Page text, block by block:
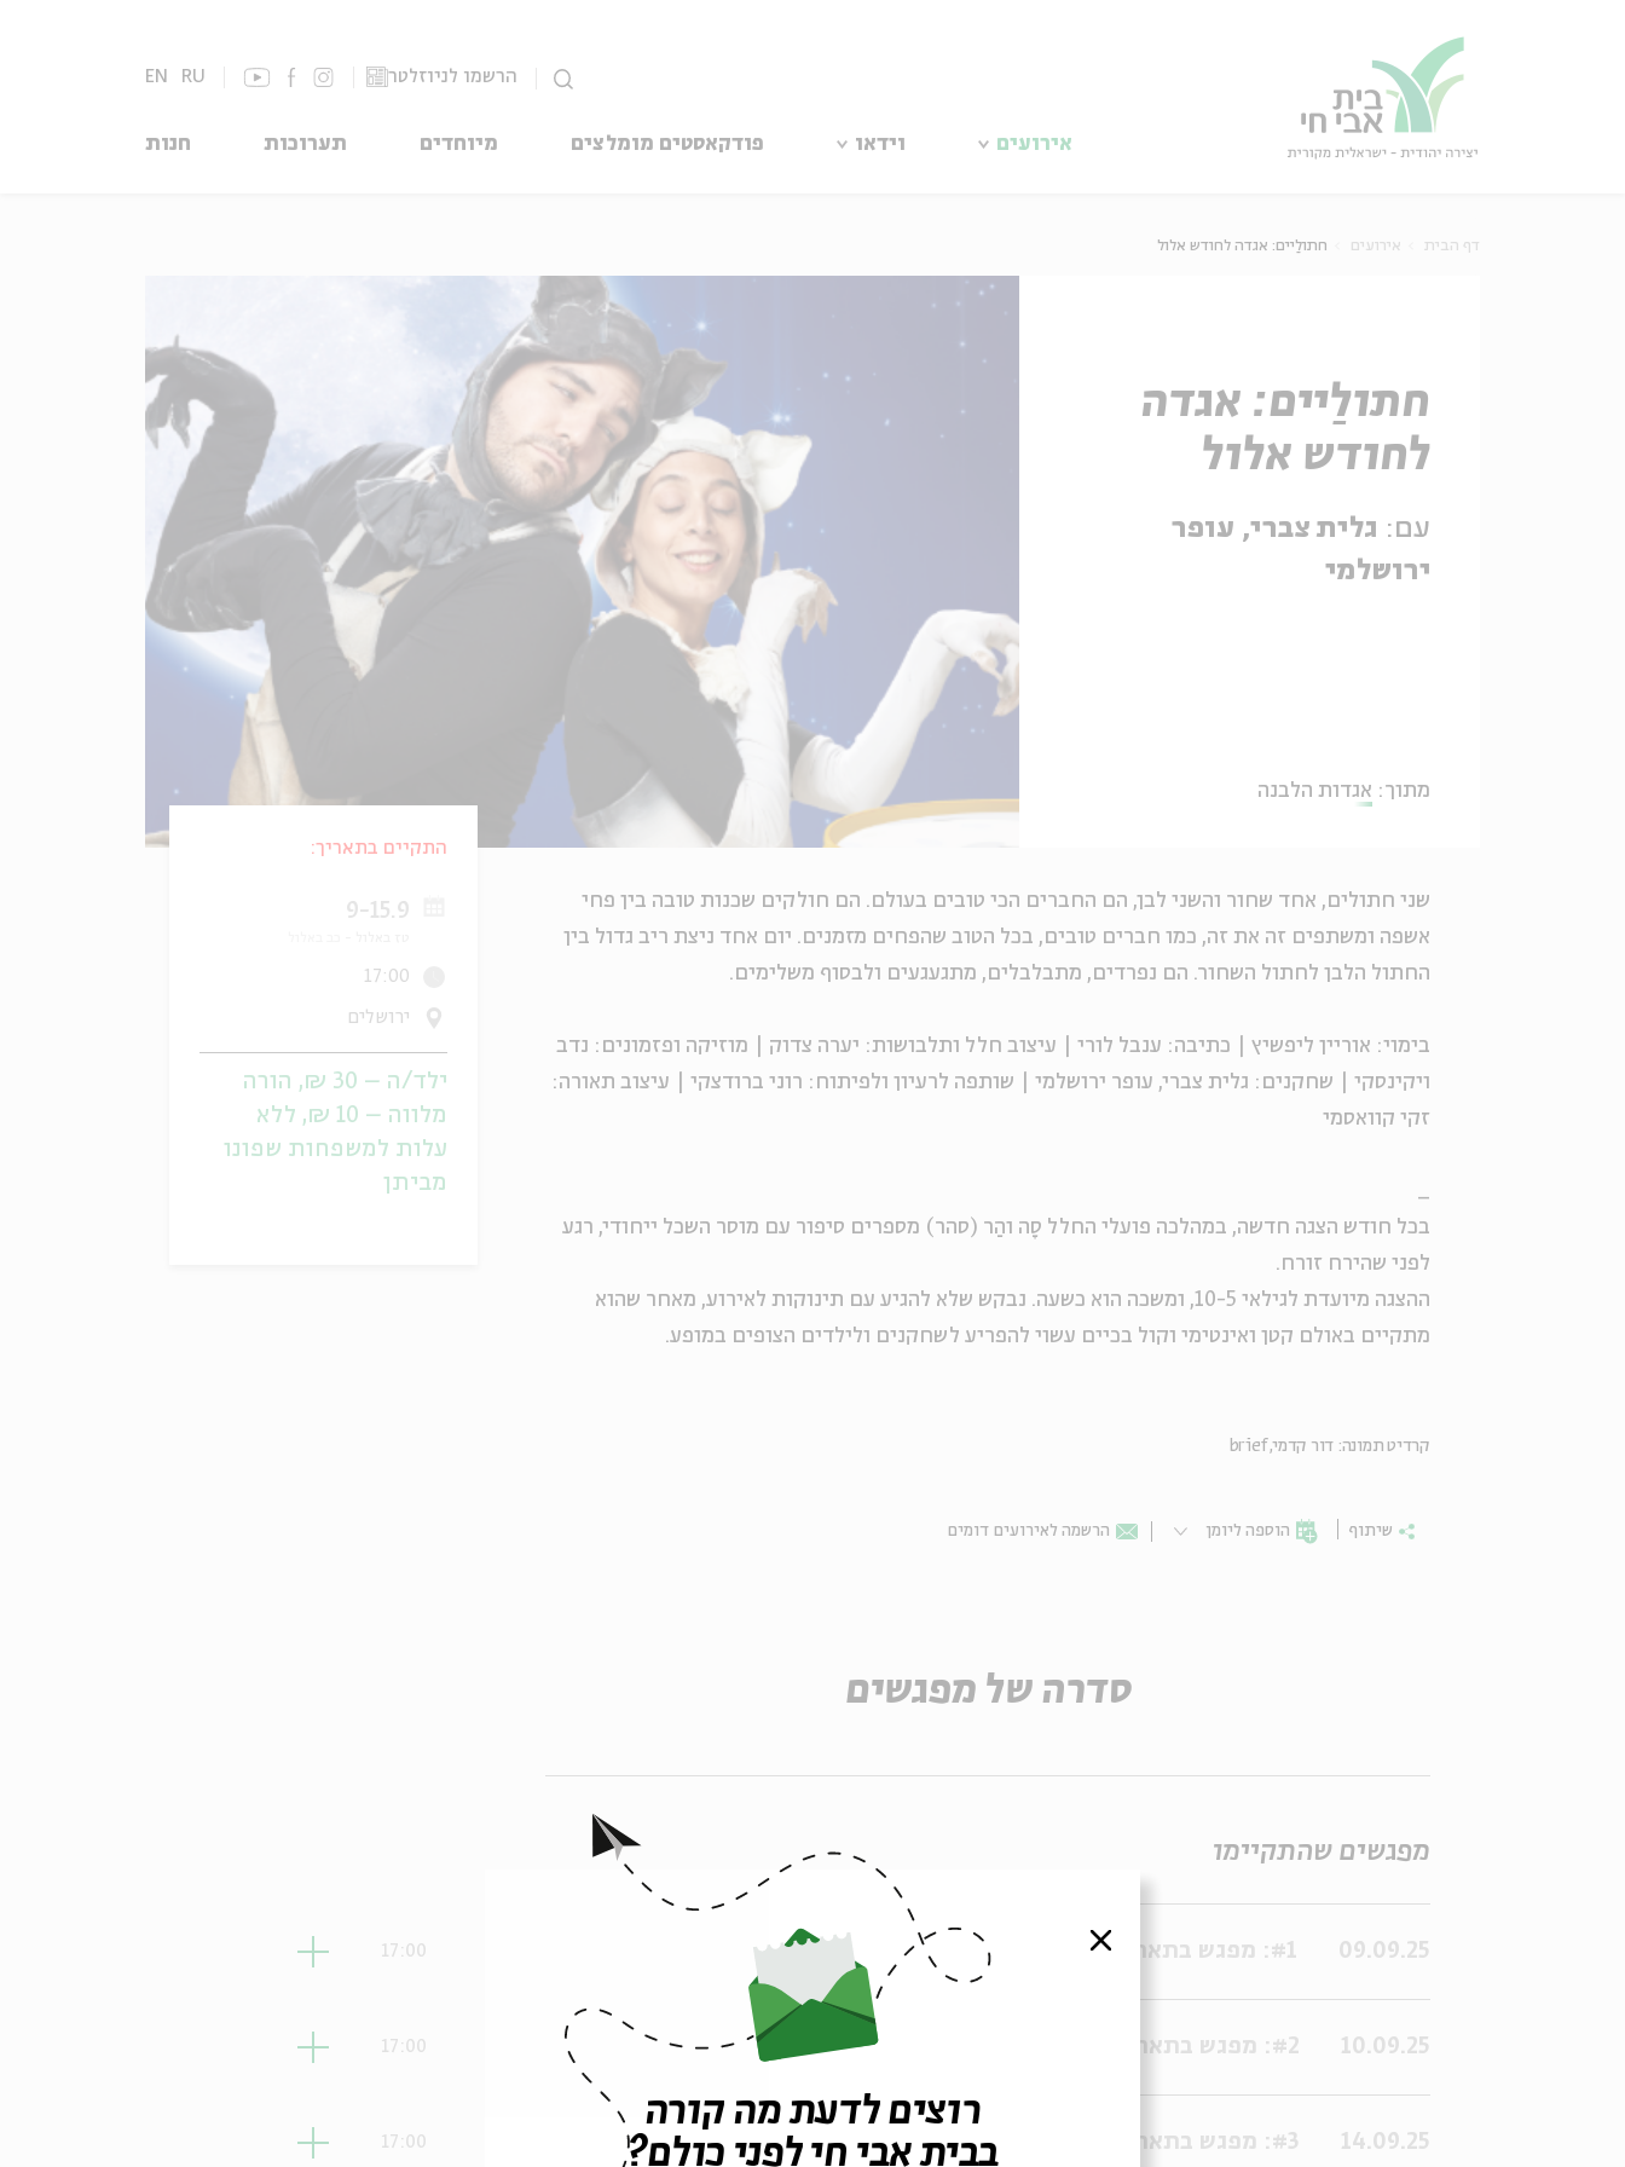
הרשמו לניוזלטר EN RU
אירועים וידאו פודקאסטים מומלצים מיוחדים תערוכות חנות
דף הבית אירועים חתולַיים: אגדה לחודש אלול
חתולַיים: אגדה
לחודש אלול
עם: גלית צברי, עופר
ירושלמי
מתוך: אגדות הלבנה
שני חתולים, אחד שחור והשני לבן, הם החברים הכי טובים בעולם. הם חולקים שכנות טובה בין פחי
אשפה ומשתפים זה את זה, כמו חברים טובים, בכל הטוב שהפחים מזמנים. יום אחד ניצת ריב גדול בין
החתול הלבן לחתול השחור. הם נפרדים, מתבלבלים, מתגעגעים ולבסוף משלימים.
בימוי: אוריין ליפשיץ | כתיבה: ענבל לורי | עיצוב חלל ותלבושות: יערה צדוק | מוזיקה ופזמונים: נדב
ויקינסקי | שחקנים: גלית צברי, עופר ירושלמי
| שותפה לרעיון ולפיתוח: רוני ברודצקי | עיצוב תאורה:
זקי קוואסמי
בכל חודש הצגה חדשה, במהלכה פועלי החלל סָה והַר (סהר) מספרים סיפור עם מוסר השכל ייחודי, רגע
לפני שהירח זורח.
ההצגה מיועדת לגילאי 10-5, ומשכה הוא כשעה. נבקש שלא להגיע עם תינוקות לאירוע, מאחר שהוא
מתקיים באולם קטן ואינטימי וקול בכיים עשוי להפריע לשחקנים ולילדים הצופים במופע.
קרדיט תמונה: דור קדמי, brief
שיתוף הוספה ליומן הרשמה לאירועים דומים
סדרה של מפגשים
מפגשים שהתקיימו
09.09.25 #1: מפגש בתאריך:09/09/2025 17:00:00 17:00
10.09.25 #2: מפגש בתאריך:10/09/2025 17:00:00 17:00
14.09.25 #3: מפגש בתאריך:14/09/2025 17:00:00 17:00
התקיים בתאריך:
9-15.9
17:00
ירושלים
ילד/ה – 30 ₪, הורה
מלווה – 10 ₪, ללא
עלות למשפחות שפונו
מביתן
סגור
רוצים לדעת מה קורה
בבית אבי חי לפני כולם?